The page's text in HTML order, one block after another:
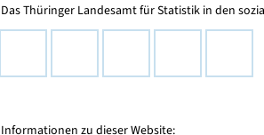
Das Thüringer Landesamt für Statistik in den
Informationen zu dieser Website: